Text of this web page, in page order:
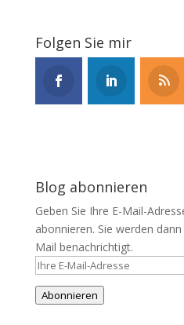
Folgen Sie mir
Blog abonnieren
Geben Sie Ihre E-Mail-
abonnieren. Sie werden
Mail benachrichtigt.
Ihre
E-
Mail-
Abonnieren